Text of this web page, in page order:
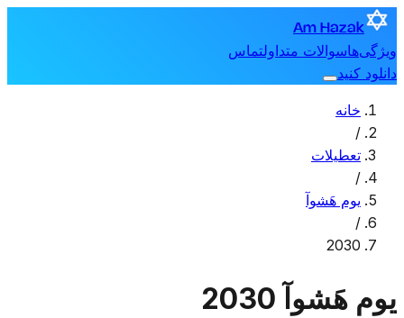
Am Hazak
ویژگی‌هاسوالات متداولتماس
دانلود کنید
خانه
/
تعطیلات
/
یوم هَشوآ
/
2030
یوم هَشوآ 2030